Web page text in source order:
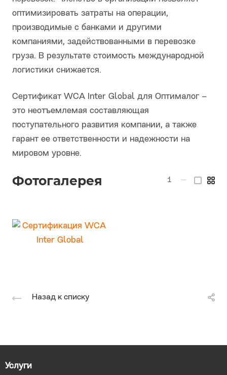
оптимизировать затраты на операции,
производимые с банками и другими
компаниями, задействованными в перевозке
груза. В результате стоимость международной
логистики снижается.
Сертификат WCA Inter Global для Оптималог –
это неотъемлемая составляющая
поступательного развития компании, а также
гарант ее ответственности и надежности на
мировом уровне.
Фотогалерея 1 —
Назад к списку
Услуги